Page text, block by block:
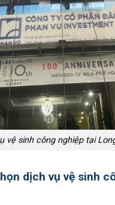
vệ sinh công nghiệp tại
dịch vụ vệ sinh